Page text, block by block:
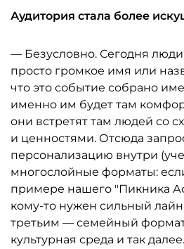
Аудитория стала более
— Безусловно. Сегодня
просто громкое имя или
что это событие собрано
именно им будет там
они встретят там людей со
и ценностями. Отсюда
персонализацию внутри
многослойные форматы:
примере нашего "Пикника
кому-то нужен сильный
третьим — семейный
культурная среда и так